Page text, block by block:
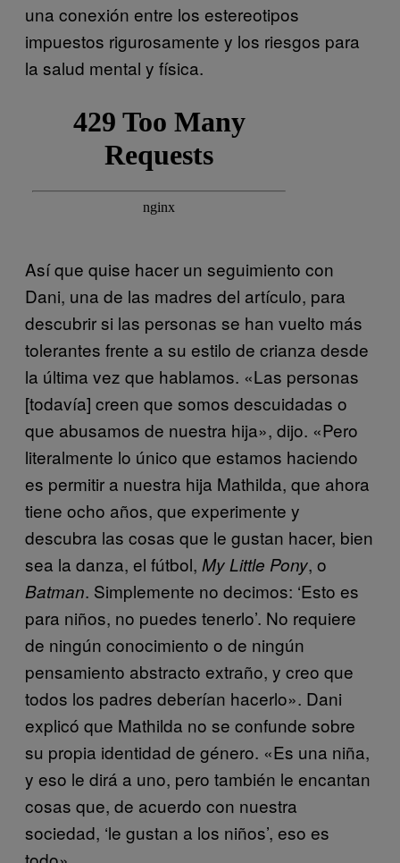
una conexión entre los estereotipos
impuestos rigurosamente y los riesgos para
la salud mental y física.
Así que quise hacer un seguimiento con
Dani, una de las madres del artículo, para
descubrir si las personas se han vuelto más
tolerantes frente a su estilo de crianza desde
la última vez que hablamos. «Las personas
[todavía] creen que somos descuidadas o
que abusamos de nuestra hija», dijo. «Pero
literalmente lo único que estamos haciendo
es permitir a nuestra hija Mathilda, que ahora
tiene ocho años, que experimente y
descubra las cosas que le gustan hacer, bien
sea la danza, el fútbol, My Little Pony, o
Batman. Simplemente no decimos: ‘Esto es
para niños, no puedes tenerlo’. No requiere
de ningún conocimiento o de ningún
pensamiento abstracto extraño, y creo que
todos los padres deberían hacerlo». Dani
explicó que Mathilda no se confunde sobre
su propia identidad de género. «Es una niña,
y eso le dirá a uno, pero también le encantan
cosas que, de acuerdo con nuestra
sociedad, ‘le gustan a los niños’, eso es